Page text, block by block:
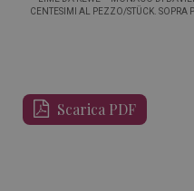
CENTESIMI AL PEZZO/STÜCK. SOPRA
Scarica PDF